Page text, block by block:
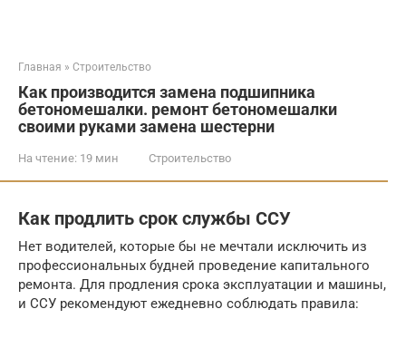
Главная » Строительство
Как производится замена подшипника
бетономешалки. ремонт бетономешалки
своими руками замена шестерни
На чтение: 19 мин Строительство
Как продлить срок службы ССУ
Нет водителей, которые бы не мечтали исключить из
профессиональных будней проведение капитального
ремонта. Для продления срока эксплуатации и машины,
и ССУ рекомендуют ежедневно соблюдать правила: